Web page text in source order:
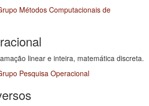
Métodos Computacionais de
linear e inteira, matemática discreta.
Pesquisa Operacional